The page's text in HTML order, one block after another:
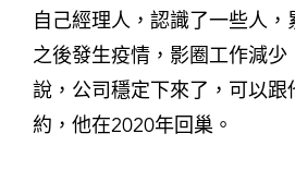
自己經理人，認識了一些人，
之後發生疫情，影圈工作減
說，公司穩定下來了，可以跟
約，他在2020年回巢。